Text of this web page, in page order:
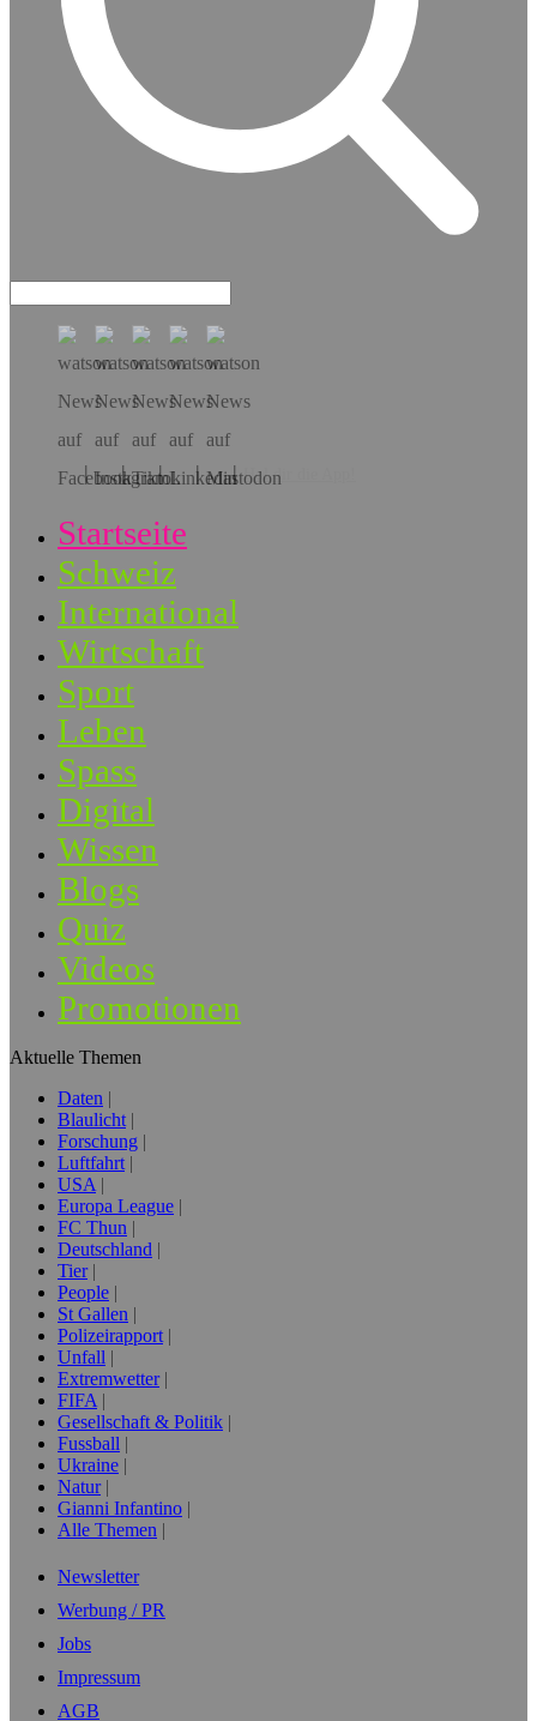
Hol dir die App!
Startseite
Schweiz
International
Wirtschaft
Sport
Leben
Spass
Digital
Wissen
Blogs
Quiz
Videos
Promotionen
Aktuelle Themen
Daten
Blaulicht
Forschung
Luftfahrt
USA
Europa League
FC Thun
Deutschland
Tier
People
St Gallen
Polizeirapport
Unfall
Extremwetter
FIFA
Gesellschaft & Politik
Fussball
Ukraine
Natur
Gianni Infantino
Alle Themen
Newsletter
Werbung / PR
Jobs
Impressum
AGB